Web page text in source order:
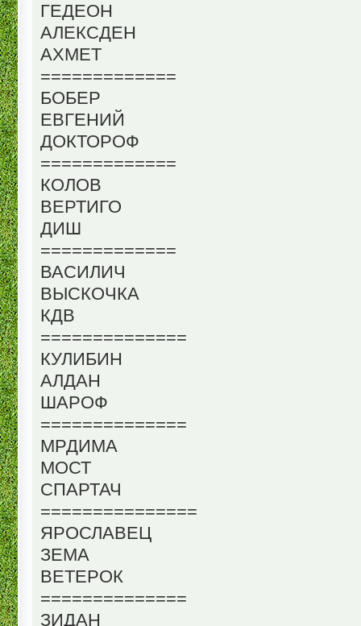
ГЕДЕОН
АЛЕКСДЕН
АХМЕТ
=============
БОБЕР
ЕВГЕНИЙ
ДОКТОРОФ
=============
КОЛОВ
ВЕРТИГО
ДИШ
=============
ВАСИЛИЧ
ВЫСКОЧКА
КДВ
==============
КУЛИБИН
АЛДАН
ШАРОФ
==============
МРДИМА
МОСТ
СПАРТАЧ
===============
ЯРОСЛАВЕЦ
ЗЕМА
ВЕТЕРОК
==============
ЗИДАН